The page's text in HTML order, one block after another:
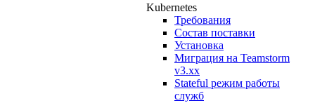
Kubernetes
Требования
Состав поставки
Установка
Миграция на Teamstorm
v3.xx
Stateful режим работы
служб